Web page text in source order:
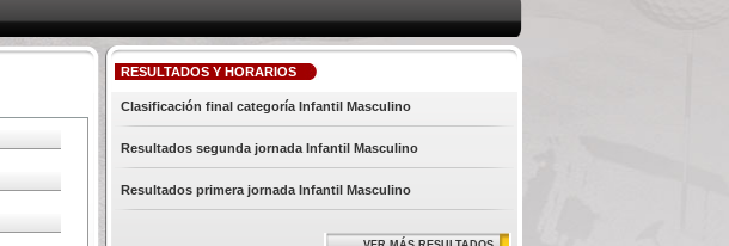
RESULTADOS Y HORARIOS
Clasificación final categoría Infantil Masculino
Resultados segunda jornada Infantil Masculino
Resultados primera jornada Infantil Masculino